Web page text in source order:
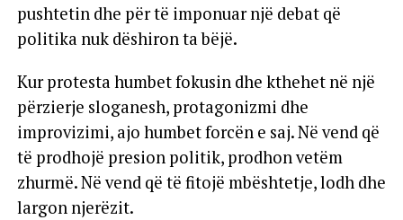
pushtetin dhe për të imponuar një debat që
politika nuk dëshiron ta bëjë.
Kur protesta humbet fokusin dhe kthehet në një
përzierje sloganesh, protagonizmi dhe
improvizimi, ajo humbet forcën e saj. Në vend që
të prodhojë presion politik, prodhon vetëm
zhurmë. Në vend që të fitojë mbështetje, lodh dhe
largon njerëzit.